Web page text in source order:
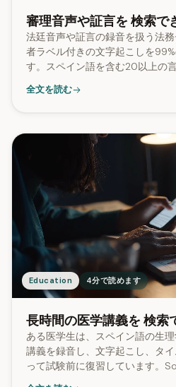
審理音声や証言を 検索で
法廷音声や証言の録音を扱う法
者ラベル付きの文字起こしを
す。スペイン語を含む20以上の
全文を読む
Education 4分で読めます
長時間の医学講義を 検索
ある医学生は、スペイン語の生
講義を録音し、文字起こし、タ
って試験前に復習しています。
イルを処理できます。